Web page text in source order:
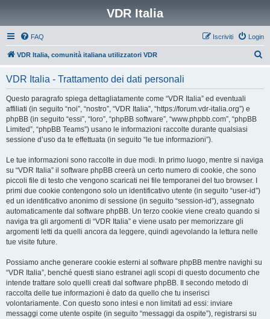
VDR Italia
FAQ Login
Iscriviti
VDR Italia, comunità italiana utilizzatori VDR
VDR Italia - Trattamento dei dati personali
Questo paragrafo spiega dettagliatamente come “VDR Italia” ed eventuali
affiliati (in seguito “noi”, “nostro”, “VDR Italia”, “https://forum.vdr-italia.org”) e
phpBB (in seguito “essi”, “loro”, “phpBB software”, “www.phpbb.com”, “phpBB
Limited”, “phpBB Teams”) usano le informazioni raccolte durante qualsiasi
sessione d’uso da te effettuata (in seguito “le tue informazioni”).
Le tue informazioni sono raccolte in due modi. In primo luogo, mentre si naviga
su “VDR Italia” il software phpBB creerà un certo numero di cookie, che sono
piccoli file di testo che vengono scaricati nei file temporanei del tuo browser. I
primi due cookie contengono solo un identificativo utente (in seguito “user-id”)
ed un identificativo anonimo di sessione (in seguito “session-id”), assegnato
automaticamente dal software phpBB. Un terzo cookie viene creato quando si
naviga tra gli argomenti di “VDR Italia” e viene usato per memorizzare gli
argomenti letti da quelli ancora da leggere, quindi agevolando la lettura nelle
tue visite future.
Possiamo anche generare cookie esterni al software phpBB mentre navighi su
“VDR Italia”, benché questi siano estranei agli scopi di questo documento che
intende trattare solo quelli creati dal software phpBB. Il secondo metodo di
raccolta delle tue informazioni è dato da quello che tu inserisci
volontariamente. Con questo sono intesi e non limitati ad essi: inviare
messaggi come utente ospite (in seguito “messaggi da ospite”), registrarsi su